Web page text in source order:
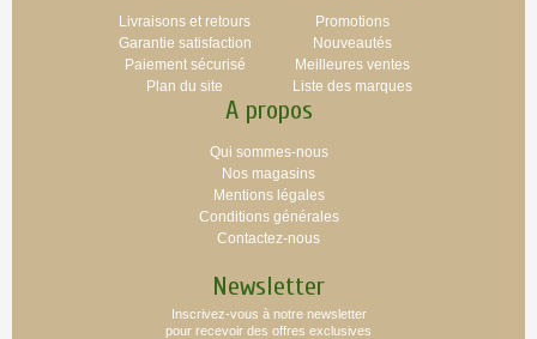
Livraisons et retours
Garantie satisfaction
Paiement sécurisé
Plan du site
Promotions
Nouveautés
Meilleures ventes
Liste des marques
A propos
Qui sommes-nous
Nos magasins
Mentions légales
Conditions générales
Contactez-nous
Newsletter
Inscrivez-vous à notre newsletter
pour recevoir des offres exclusives